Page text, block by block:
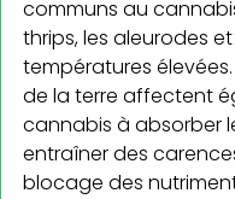
communs au
thrips, les aleurodes
températures
de la terre affectent
cannabis à absorber
entraîner des
blocage des